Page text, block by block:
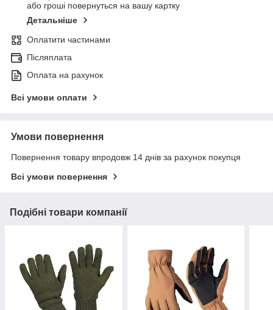
або гроші повернуться на вашу картку
Детальніше
Оплатити частинами
Післяплата
Оплата на рахунок
Всі умови оплати
Умови повернення
Повернення товару впродовж 14 днів за рахунок покупця
Всі умови повернення
Подібні товари компанії